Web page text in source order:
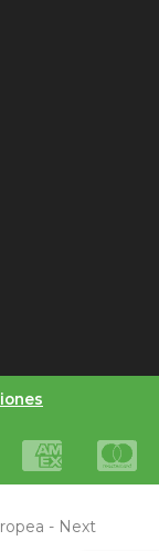
- Next